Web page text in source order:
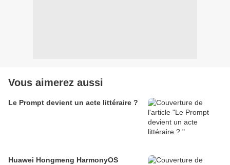
Vous aimerez aussi
Le Prompt devient un acte littéraire ?
Huawei Hongmeng HarmonyOS